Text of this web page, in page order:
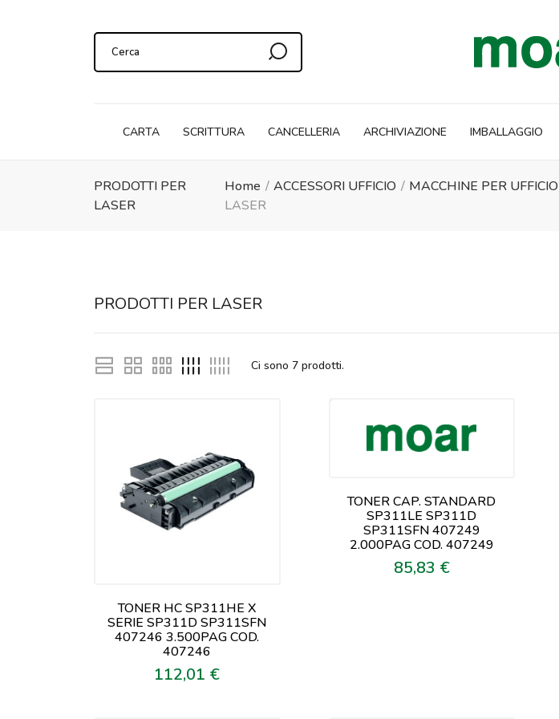
CARTA SCRITTURA CANCELLERIA ARCHIVIAZIONE IMBALLAGGIO
PRODOTTI PER
LASER
Home ACCESSORI UFFICIO MACCHINE PER UFFICIO
LASER
PRODOTTI PER LASER
Ci sono 7 prodotti.
TONER HC SP311HE X
SERIE SP311D SP311SFN
407246 3.500PAG COD.
407246
Prezzo
112,01 €
TONER CAP. STANDARD
SP311LE SP311D
SP311SFN 407249
2.000PAG COD. 407249
Prezzo
85,83 €